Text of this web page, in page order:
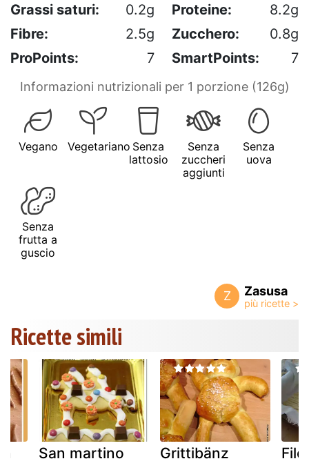
Grassi saturi:
0.2g Proteine:
8.2g
Fibre:
2.5g Zucchero:
0.8g
ProPoints:
7 SmartPoints: 7
Informazioni nutrizionali per 1 porzione (126g)
Vegano Vegetariano Senza
lattosio
Senza
zuccheri
aggiunti
Senza
uova
Senza
frutta a
guscio
Z Zasusa
Ricette simili
San martino Grittibänz